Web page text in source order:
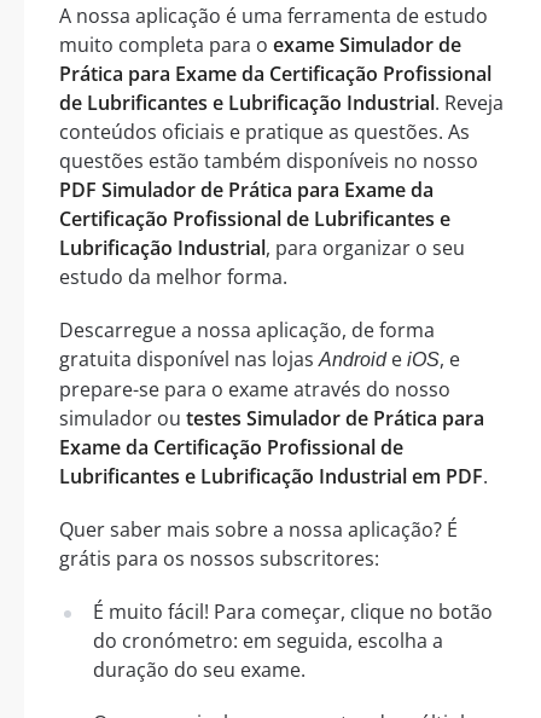
A nossa aplicação é uma ferramenta de estudo
muito completa para o exame Simulador de
Prática para Exame da Certificação Profissional
de Lubrificantes e Lubrificação Industrial. Reveja
conteúdos oficiais e pratique as questões. As
questões estão também disponíveis no nosso
PDF Simulador de Prática para Exame da
Certificação Profissional de Lubrificantes e
Lubrificação Industrial, para organizar o seu
estudo da melhor forma.
Descarregue a nossa aplicação, de forma
gratuita disponível nas lojasAndroide iOS, e
prepare-se para o exame através do nosso
simulador ou testes Simulador de Prática para
Exame da Certificação Profissional de
Lubrificantes e Lubrificação Industrial em PDF.
Quer saber mais sobre a nossa aplicação? É
grátis para os nossos subscritores:
É muito fácil! Para começar, clique no botão
do cronómetro: em seguida, escolha a
duração do seu exame.